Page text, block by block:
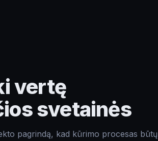
vertę
svetainės
pagrindą, kad kūrimo procesas būtų